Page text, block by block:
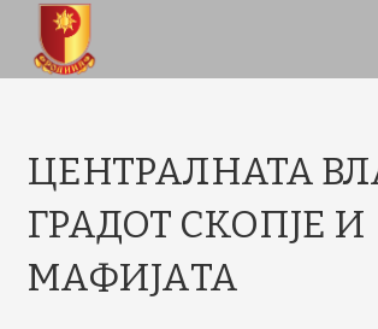
ЦЕНТРАЛНАТА
ГРАДОТ СКОПЈЕ И
МАФИЈАTA